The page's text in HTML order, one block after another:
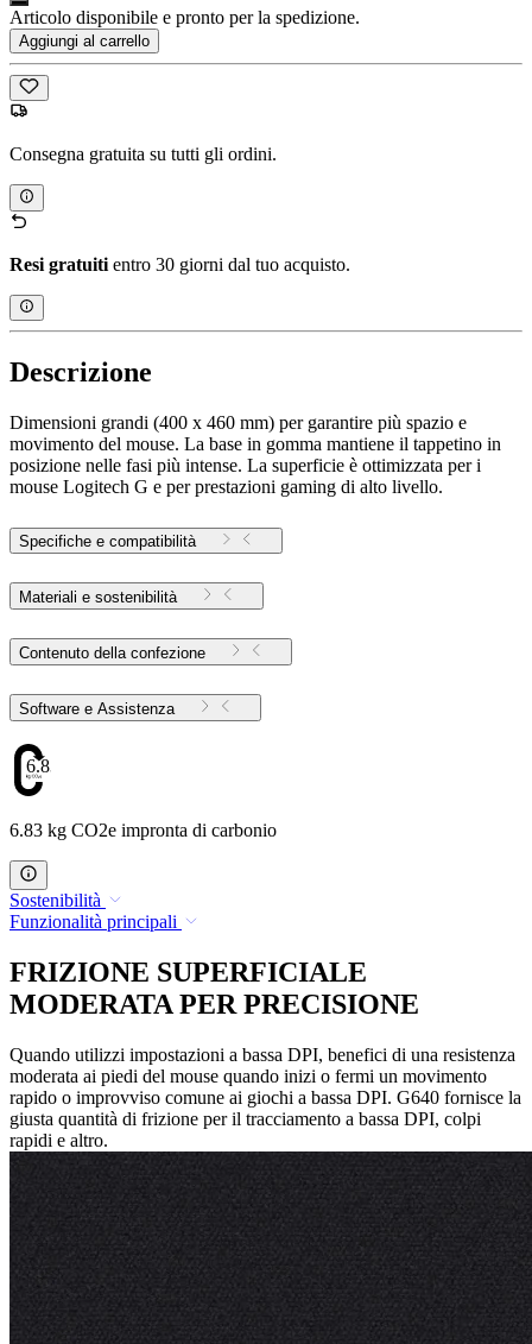
Articolo disponibile e pronto per la spedizione.
Aggiungi al carrello
Consegna gratuita su tutti gli ordini.
Resi gratuiti entro 30 giorni dal tuo acquisto.
Descrizione
Dimensioni grandi (400 x 460 mm) per garantire più spazio e
movimento del mouse. La base in gomma mantiene il tappetino in
posizione nelle fasi più intense. La superficie è ottimizzata per i
mouse Logitech G e per prestazioni gaming di alto livello.
Specifiche e compatibilità
Materiali e sostenibilità
Contenuto della confezione
Software e Assistenza
6.83
6.83 kg CO2e impronta di carbonio
Sostenibilità
Funzionalità principali
FRIZIONE SUPERFICIALE
MODERATA PER PRECISIONE
Quando utilizzi impostazioni a bassa DPI, benefici di una resistenza
moderata ai piedi del mouse quando inizi o fermi un movimento
rapido o improvviso comune ai giochi a bassa DPI. G640 fornisce la
giusta quantità di frizione per il tracciamento a bassa DPI, colpi
rapidi e altro.